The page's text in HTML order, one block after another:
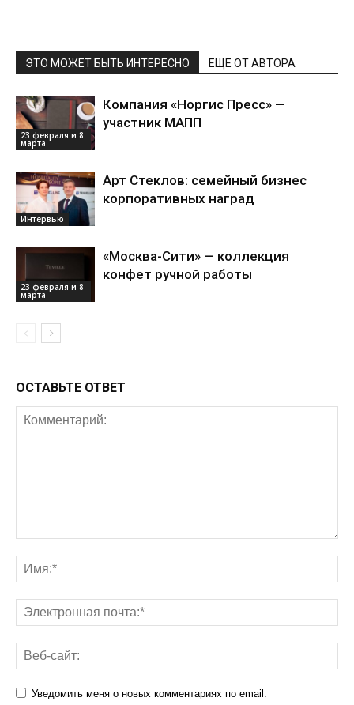
ЭТО МОЖЕТ БЫТЬ ИНТЕРЕСНО ЕЩЕ ОТ АВТОРА
23 февраля и 8
марта
Компания «Норгис Пресс» —
участник МАПП
Интервью
Арт Стеклов: семейный бизнес
корпоративных наград
23 февраля и 8
марта
«Москва-Сити» — коллекция
конфет ручной работы
ОСТАВЬТЕ ОТВЕТ
Уведомить меня о новых комментариях по email.